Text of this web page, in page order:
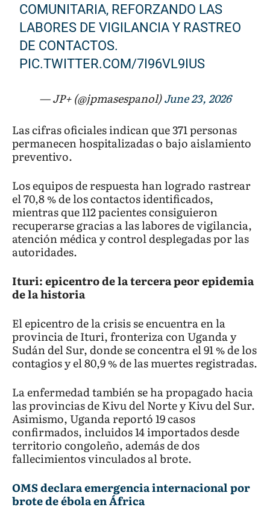
COMUNITARIA, REFORZANDO LAS
LABORES DE VIGILANCIA Y RASTREO
DE CONTACTOS.
PIC.TWITTER.COM/7I96VL9IUS
— JP+ (@jpmasespanol)June 23, 2026
Las cifras oficiales indican que 371 personas
permanecen hospitalizadas o bajo aislamiento
preventivo.
Los equipos de respuesta han logrado rastrear
el 70,8 % de los contactos identificados,
mientras que 112 pacientes consiguieron
recuperarse gracias a las labores de vigilancia,
atención médica y control desplegadas por las
autoridades.
Ituri: epicentro de la tercera peor epidemia
de la historia
El epicentro de la crisis se encuentra en la
provincia de Ituri, fronteriza con Uganda y
Sudán del Sur, donde se concentra el 91 % de los
contagios y el 80,9 % de las muertes registradas.
La enfermedad también se ha propagado hacia
las provincias de Kivu del Norte y Kivu del Sur.
Asimismo, Uganda reportó 19 casos
confirmados, incluidos 14 importados desde
territorio congoleño, además de dos
fallecimientos vinculados al brote.
OMS declara emergencia internacional por
brote de ébola en África